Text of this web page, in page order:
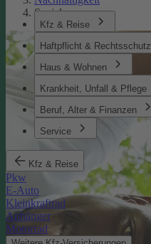
Kfz & Reise
Haftpflicht & Rechtsschutz
Haus & Wohnen
Krankheit, Unfall & Pflege
Beruf, Alter & Finanzen
Service
Kfz & Reise
Pkw
E-Auto
Kleinkraftrad
Anhänger
Motorrad
Soziales